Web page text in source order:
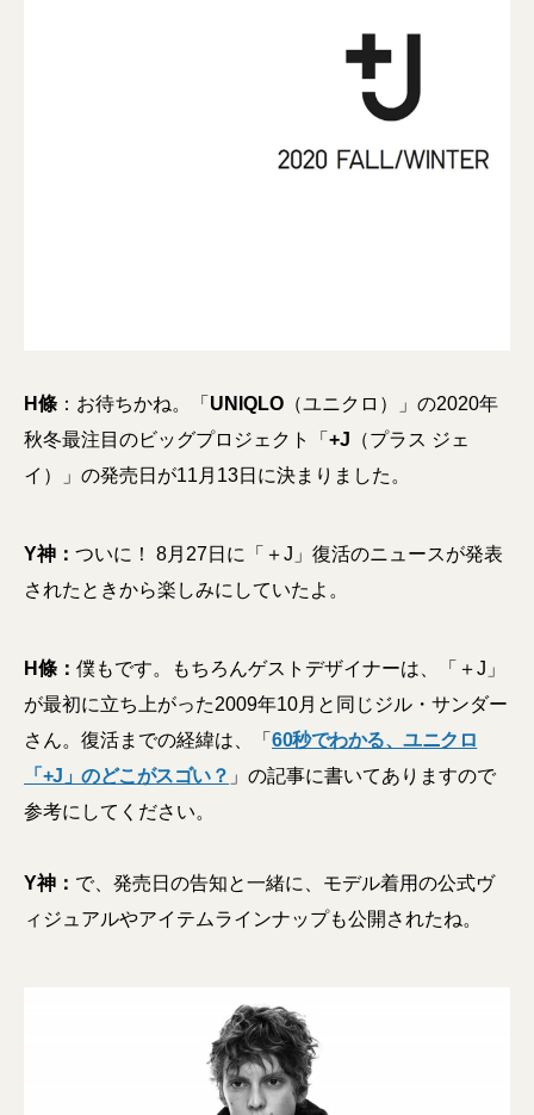
H條 ：お待ちかね。「 UNIQLO （ユニクロ）」の2020年
秋冬最注目のビッグプロジェクト「 +J （プラス ジェ
イ）」の発売日が11月13日に決まりました。
Y神： ついに！ 8月27日に「＋J」復活のニュースが発表
されたときから楽しみにしていたよ。
H條： 僕もです。もちろんゲストデザイナーは、「＋J」
が最初に立ち上がった2009年10月と同じジル・サンダー
さん。復活までの経緯は、「 60秒でわかる、ユニクロ
「+J」のどこがスゴい？ 」の記事に書いてありますので
参考にしてください。
Y神： で、発売日の告知と一緒に、モデル着用の公式ヴ
ィジュアルやアイテムラインナップも公開されたね。